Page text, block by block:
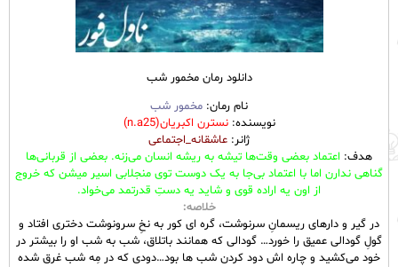
دانلود رمان مخمور شب
نام رمان: مخمور شب
نویسنده:نسترن اکبریان(n.a25)
ژانر: عاشقانه_اجتماعی
هدف: اعتماد بعضی وقت‌ها تیشه به ریشه انسان می‌زنه. بعضی از قربانی‌ها
گناهی ندارن اما با اعتماد بی‌جا به یک دوست توی منجلابی اسیر میشن که خروج
از اون یه اراده قوی و شاید یه دستِ قدرتمد می‌خواد.
خلاصه:
در گیر و دارهای ریسمانِ سرنوشت، گره ای کور به نخِ سرونوشت دختری افتاد و
گولِ گودالی عمیق را خورد… گودالی که همانند باتلاق، شب به شب او را بیشتر در
خود می‌کشید و چاره اش دود کردن شب ها بود…دودی که در مِه شب غرق شده